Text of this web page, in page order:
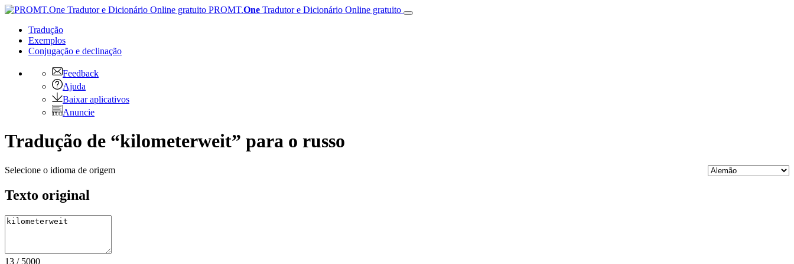
PROMT.One Tradutor e Dicionário Online gratuito
Tradução
Exemplos
Conjugação e declinação
Feedback
Ajuda
Baixar aplicativos
Anuncie
Tradução de “kilometerweit” para o russo
Selecione o idioma de origem
Texto original
13 / 5000